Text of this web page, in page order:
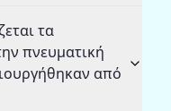
τα
πνευματική
από